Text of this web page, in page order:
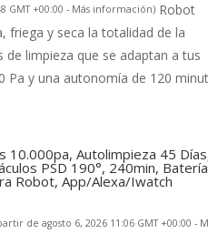
GMT +00:00 - Más información) Robot
friega y seca la totalidad de la
limpieza que se adaptan a tus
Pa y una autonomía de 120
10.000pa, Autolimpieza 45
PSD 190°, 240min, Batería
Robot, App/Alexa/Iwatch
de agosto 6, 2026 11:06 GMT +00:00 -